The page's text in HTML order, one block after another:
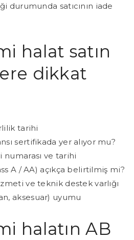
durumunda satıcının iade
halat satın
dikkat
tarihi
sertifikada yer alıyor mu?
ve tarihi
A / AA) açıkça belirtilmiş mi?
ve teknik destek varlığı
aksesuar) uyumu
halatın AB